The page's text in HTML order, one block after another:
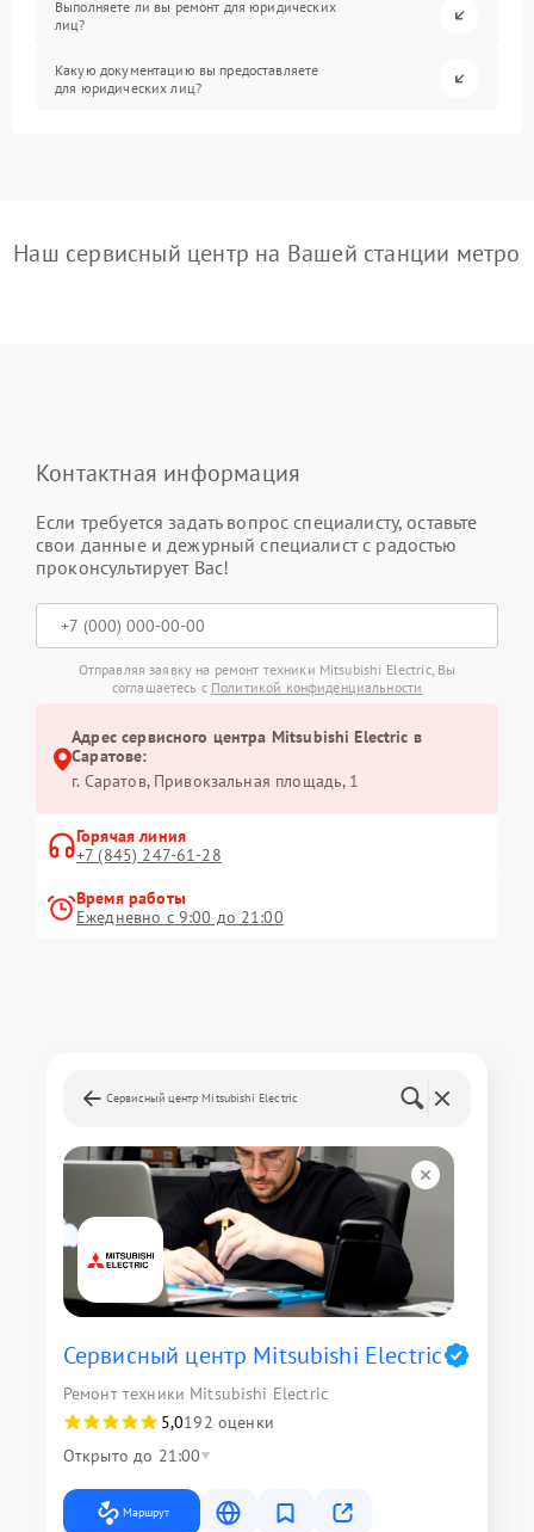
Выполняете ли вы ремонт для юридических
лиц?
Какую документацию вы предоставляете
для юридических лиц?
Наш сервисный центр на Вашей станции метро
Контактная информация
Если требуется задать вопрос специалисту, оставьте
свои данные и дежурный специалист с радостью
проконсультирует Вас!
Отправляя заявку на ремонт техники Mitsubishi Electric, Вы
соглашаетесь с Политикой конфиденциальности
Адрес сервисного центра Mitsubishi Electric в
Саратове:
г. Саратов, Привокзальная площадь, 1
Горячая линия
+7 (845) 247-61-28
Время работы
Ежедневно с 9:00 до 21:00
Сервисный центр Mitsubishi Electric
Сервисный центр Mitsubishi Electric
Ремонт техники Mitsubishi Electric
5,0192 оценки
Открыто до 21:00
Маршрут